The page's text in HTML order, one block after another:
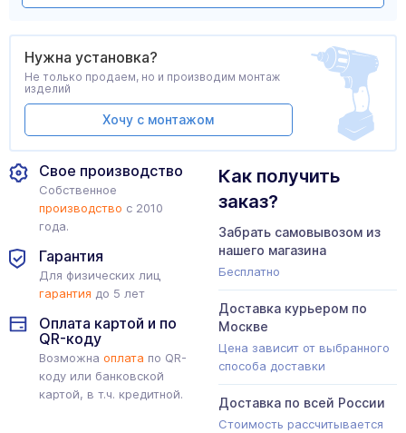
Свое производство
Собственное
производство с 2010
года.
Гарантия
Для физических лиц
гарантия до 5 лет
Оплата картой и по
QR-коду
Возможна оплата по QR-
коду или банковской
картой, в т.ч. кредитной.
Как получить
заказ?
Забрать самовывозом из
нашего магазина
Бесплатно
Доставка курьером по
Москве
Цена зависит от выбранного
способа доставки
Доставка по всей России
Стоимость рассчитывается
Нужна установка?
Не только продаем, но и производим монтаж
изделий
Хочу с монтажом